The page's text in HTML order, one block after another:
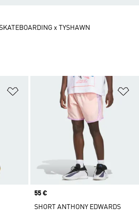
Ajouter à la Liste de produits
Prix
55 €
SHORT ANTHONY EDWARDS
x TYSHAWN